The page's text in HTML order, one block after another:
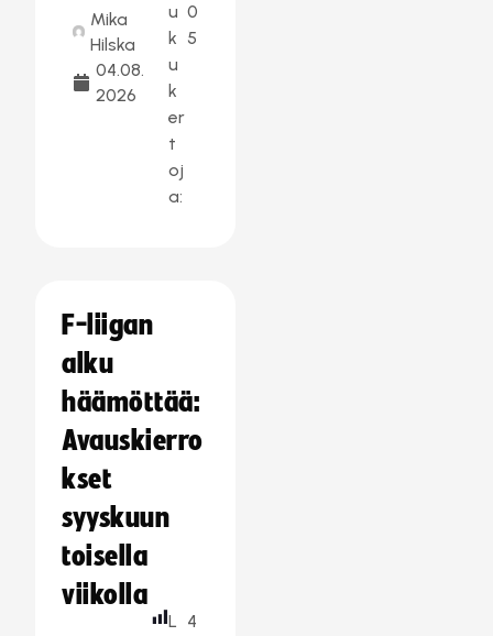
Mika
Hilska
04.08.
2026
u
k
u
k
er
t
oj
a:
0
5
F-liigan
alku
häämöttää:
Avauskierro
kset
syyskuun
toisella
viikolla
L 4